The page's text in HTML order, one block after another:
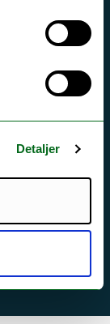
Detaljer